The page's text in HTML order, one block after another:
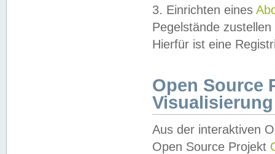
3. Einrichten eines
Pegelstände
Hierfür ist eine
Open Source
Visualisierung
Aus der interaktiven
Open Source Projekt